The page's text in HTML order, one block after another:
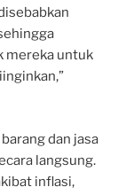
mereka untuk
dan jasa
langsung.
inflasi,